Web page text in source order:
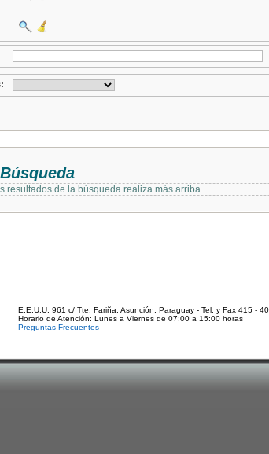
resultados de la búsqueda realiza más arriba
E.E.U.U. 961 c/ Tte. Fariña. Asunción, Paraguay - Tel. y Fax 415 -
Horario de Atención: Lunes a Viernes de 07:00 a 15:00 horas
Preguntas Frecuentes